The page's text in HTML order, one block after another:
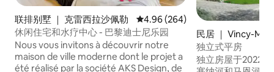
联排别墅 ｜ 克雷西拉沙佩勒 平均评分 4.96 分（满分 5 分），
4.96 (264)
休闲住宅和水疗中心 - 巴黎迪士尼乐园
Nous vous invitons à découvrir notre
maison de ville moderne dont le projet a
été réalisé par la société AKS Design, de
民居 ｜ Vincy-
独立式平房
独立房屋于2022